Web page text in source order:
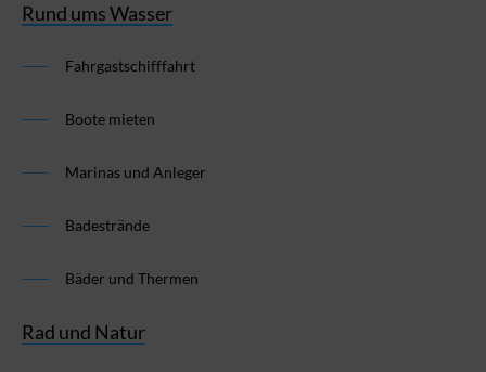
Rund ums Wasser
Fahrgastschifffahrt
Boote mieten
Marinas und Anleger
Badestrände
Bäder und Thermen
Rad und Natur